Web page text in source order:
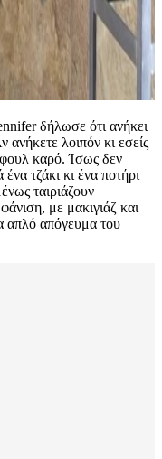
δήλωσε ότι ανήκει
λοιπόν κι εσείς
φουλ καρό. Ίσως δεν
τζάκι κι ένα ποτήρι
ταιριάζουν
με μακιγιάζ και
απλό απόγευμα του